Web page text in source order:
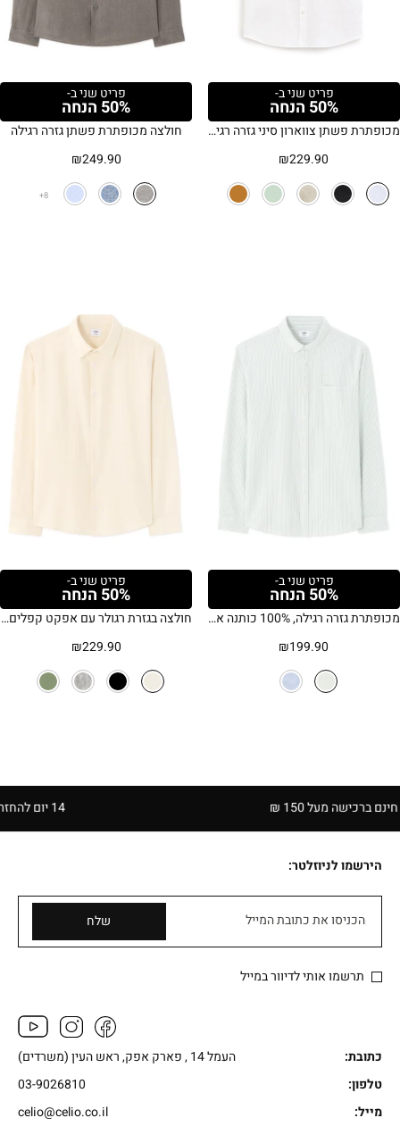
פריט שני ב-
50% הנחה
מכופתרת פשתן צווארון סיני גזרה רגילה
₪229.90
פריט שני ב-
50% הנחה
חולצה מכופתרת פשתן גזרה רגילה
₪249.90
8
פריט שני ב-
50% הנחה
מכופתרת גזרה רגילה, 100% כותנה אוקספורד
₪199.90
פריט שני ב-
50% הנחה
חולצה בגזרת רגולר עם אפקט קפלים – אוף וויט
₪229.90
מעל 150 ₪
הירשמו לניוזלטר:
הכניסו את כתובת המייל שלח
תרשמו אותי לדיוור במייל
כתובת:
העמל 14 , פארק אפק, ראש העין (משרדים)
טלפון:
03-9026810
מייל:
celio@celio.co.il